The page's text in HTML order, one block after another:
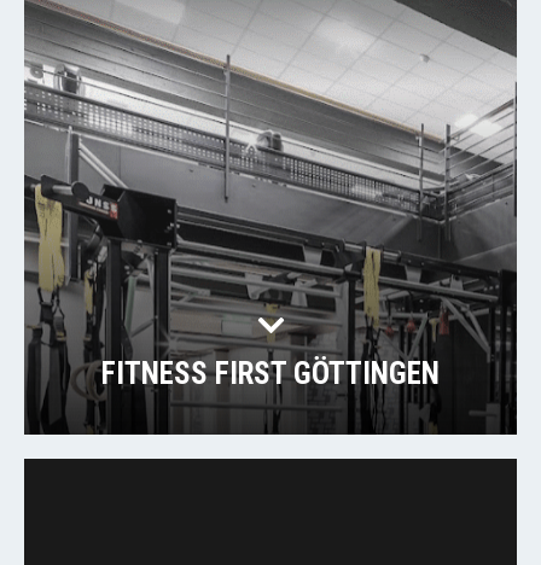
FITNESS FIRST GÖTTINGEN